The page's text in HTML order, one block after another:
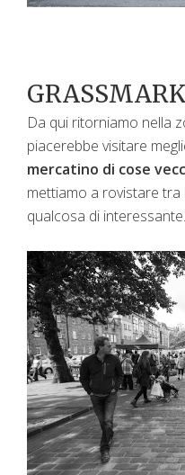
Da qui ritorniamo nella
piacerebbe visitare
mercatino di cose
mettiamo a rovistare
qualcosa di